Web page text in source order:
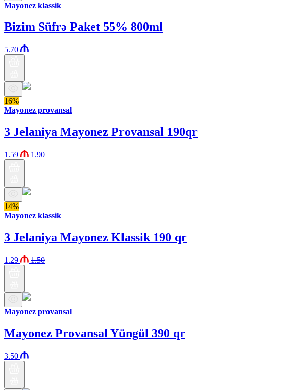
Mayonez klassik
Bizim Süfrə Paket 55% 800ml
5.70
16%
Mayonez provansal
3 Jelaniya Mayonez Provansal 190qr
1.59 1.90
14%
Mayonez klassik
3 Jelaniya Mayonez Klassik 190 qr
1.29 1.50
Mayonez provansal
Mayonez Provansal Yüngül 390 qr
3.50